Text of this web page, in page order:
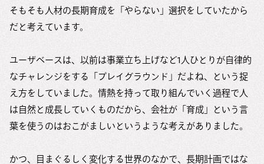
そもそも人材の長期育成を「やらない」選択をしていたから
だと考えています。
ユーザベースは、以前は事業立ち上げなど1人ひとりが自律的
なチャレンジをする「プレイグラウンド」だよね、という捉
え方をしていました。情熱を持って取り組んでいく過程で人
は自然と成長していくものだから、会社が「育成」という言
葉を使うのはおこがましいというような考えがありました。
かつ、目まぐるしく変化する世界のなかで、長期計画ではな